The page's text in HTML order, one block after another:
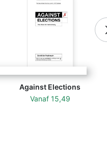
Against Elections
Vanaf 15,49